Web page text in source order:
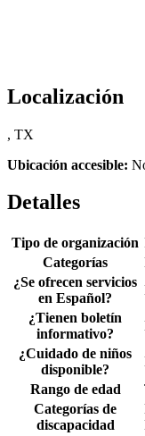
Localización
, TX
Ubicación accesible:
Detalles
Tipo de organización
Categorías
¿Se ofrecen servicios
en Español?
¿Tienen boletín
informativo?
¿Cuidado de niños
disponible?
Rango de edad
Categorías de
discapacidad